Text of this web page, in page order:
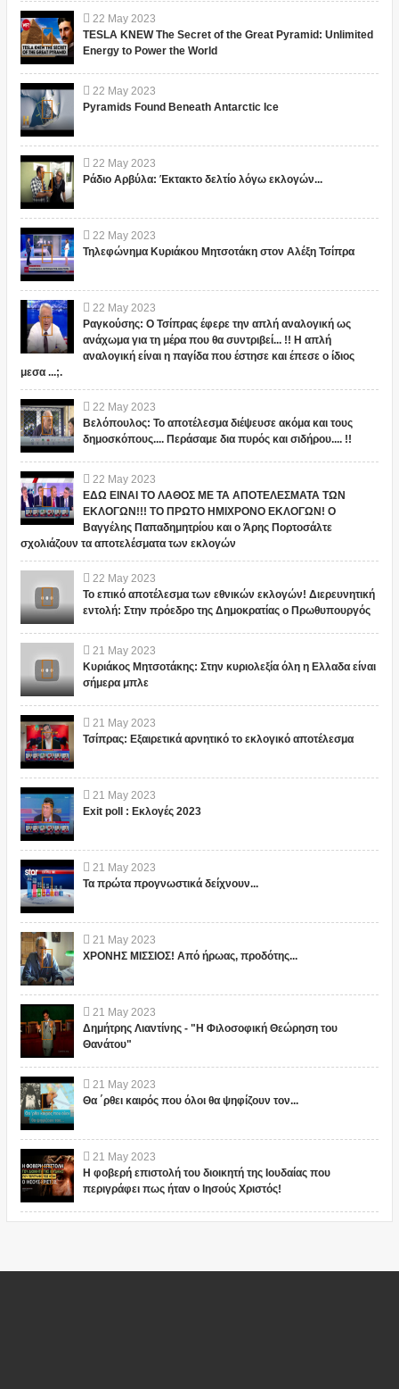
22 May 2023
TESLA KNEW The Secret of the Great Pyramid: Unlimited
Energy to Power the World
22 May 2023
Pyramids Found Beneath Antarctic Ice
22 May 2023
Ράδιο Αρβύλα: Έκτακτο δελτίο λόγω εκλογών...
22 May 2023
Τηλεφώνημα Κυριάκου Μητσοτάκη στον Αλέξη Τσίπρα
22 May 2023
Ραγκούσης: Ο Τσίπρας έφερε την απλή αναλογική ως
ανάχωμα για τη μέρα που θα συντριβεί... !! Η απλή
αναλογική είναι η παγίδα που έστησε και έπεσε ο ίδιος
μεσα ...;.
22 May 2023
Βελόπουλος: Το αποτέλεσμα διέψευσε ακόμα και τους
δημοσκόπους.... Περάσαμε δια πυρός και σιδήρου.... !!
22 May 2023
ΕΔΩ ΕΙΝΑΙ ΤΟ ΛΑΘΟΣ ΜΕ ΤΑ ΑΠΟΤΕΛΕΣΜΑΤΑ ΤΩΝ
ΕΚΛΟΓΩΝ!!! ΤΟ ΠΡΩΤΟ ΗΜΙΧΡΟΝΟ ΕΚΛΟΓΩΝ! Ο
Βαγγέλης Παπαδημητρίου και ο Άρης Πορτοσάλτε
σχολιάζουν τα αποτελέσματα των εκλογών
22 May 2023
Το επικό αποτέλεσμα των εθνικών εκλογών! Διερευνητική
εντολή: Στην πρόεδρο της Δημοκρατίας ο Πρωθυπουργός
21 May 2023
Κυριάκος Μητσοτάκης: Στην κυριολεξία όλη η Ελλαδα είναι
σήμερα μπλε
21 May 2023
Τσίπρας: Εξαιρετικά αρνητικό το εκλογικό αποτέλεσμα
21 May 2023
Exit poll : Εκλογές 2023
21 May 2023
Τα πρώτα προγνωστικά δείχνουν...
21 May 2023
ΧΡΟΝΗΣ ΜΙΣΣΙΟΣ! Από ήρωας, προδότης...
21 May 2023
Δημήτρης Λιαντίνης - "Η Φιλοσοφική Θεώρηση του
Θανάτου"
21 May 2023
Θα ΄ρθει καιρός που όλοι θα ψηφίζουν τον...
21 May 2023
Η φοβερή επιστολή του διοικητή της Ιουδαίας που
περιγράφει πως ήταν ο Ιησούς Χριστός!